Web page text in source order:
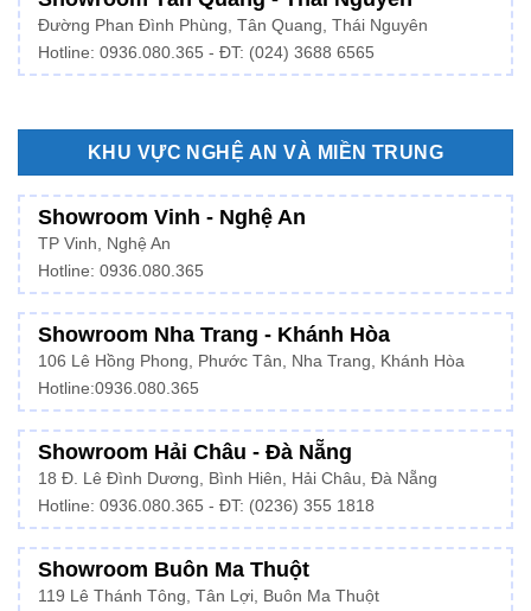
Đường Phan Đình Phùng, Tân Quang, Thái Nguyên
Hotline: 0936.080.365 - ĐT: (024) 3688 6565
KHU VỰC NGHỆ AN VÀ MIỀN TRUNG
Showroom Vinh - Nghệ An
TP Vinh, Nghệ An
Hotline: 0936.080.365
Showroom Nha Trang - Khánh Hòa
106 Lê Hồng Phong, Phước Tân, Nha Trang, Khánh Hòa
Hotline:0936.080.365
Showroom Hải Châu - Đà Nẵng
18 Đ. Lê Đình Dương, Bình Hiên, Hải Châu, Đà Nẵng
Hotline: 0936.080.365 - ĐT: (0236) 355 1818
Showroom Buôn Ma Thuột
119 Lê Thánh Tông, Tân Lợi, Buôn Ma Thuột